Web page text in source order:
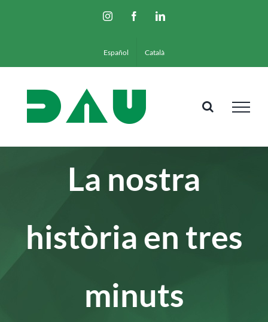
InstagramFacebookLinkedIn
Español Català
La nostra
història en tres
minuts